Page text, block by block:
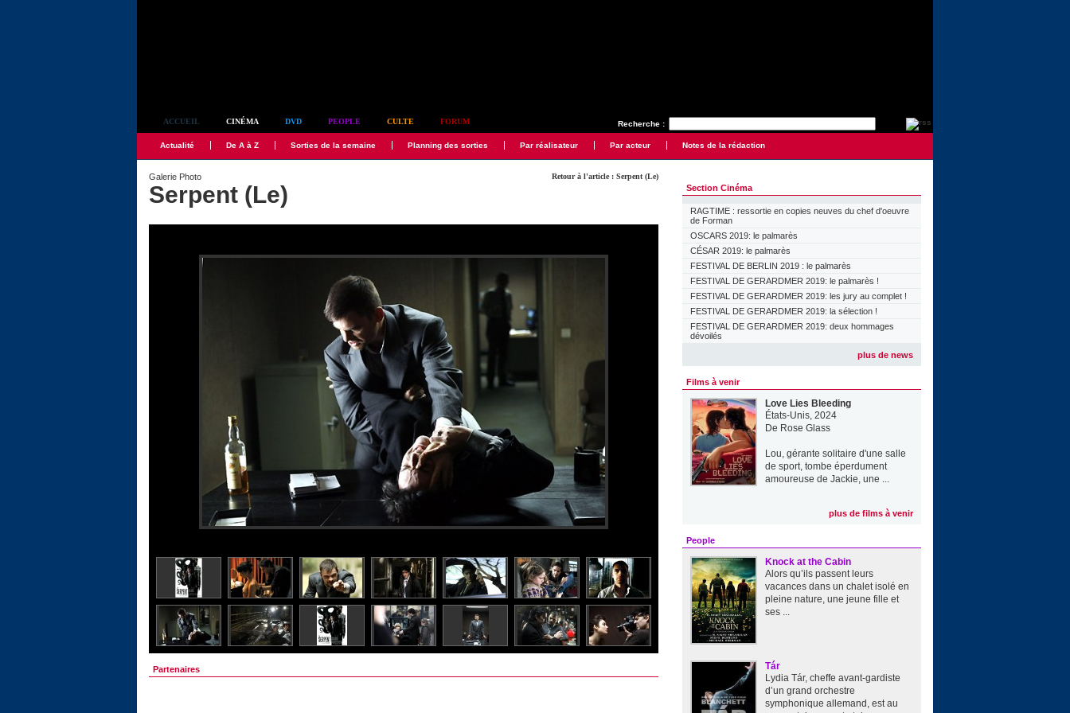
Recherche :
ACCUEIL CINÉMA DVD PEOPLE CULTE FORUM
Actualité De A à Z Sorties de la semaine Planning des sorties Par réalisateur Par acteur Notes de la rédaction
Retour à l'article : Serpent (Le)
Galerie Photo
Serpent (Le)
Partenaires
Section Cinéma
RAGTIME : ressortie en copies neuves du chef d'oeuvre
de Forman
OSCARS 2019: le palmarès
CÉSAR 2019: le palmarès
FESTIVAL DE BERLIN 2019 : le palmarès
FESTIVAL DE GERARDMER 2019: le palmarès !
FESTIVAL DE GERARDMER 2019: les jury au complet !
FESTIVAL DE GERARDMER 2019: la sélection !
FESTIVAL DE GERARDMER 2019: deux hommages
dévoilés
plus de news
Films à venir
Love Lies Bleeding
États-Unis, 2024
De Rose Glass
Lou, gérante solitaire d'une salle
de sport, tombe éperdument
amoureuse de Jackie, une ...
plus de films à venir
People
Knock at the Cabin
Alors qu’ils passent leurs
vacances dans un chalet isolé en
pleine nature, une jeune fille et
ses ...
Tár
Lydia Tár, cheffe avant-gardiste
d’un grand orchestre
symphonique allemand, est au